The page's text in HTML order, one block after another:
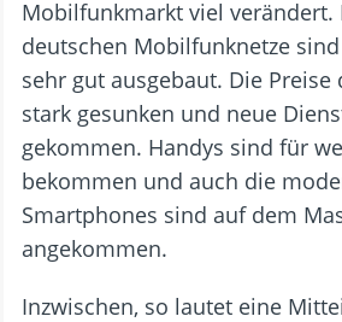
Mobilfunkmarkt viel verändert.
deutschen Mobilfunknetze
sehr gut ausgebaut. Die Preise
stark gesunken und neue
gekommen. Handys sind für
bekommen und auch die
Smartphones sind auf dem
angekommen.
Inzwischen, so lautet eine